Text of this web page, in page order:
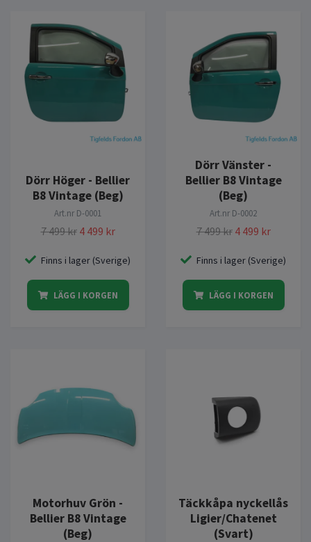
Dörr Höger - Bellier
B8 Vintage (Beg)
Art.nr D-0001
7 499 kr 4 499 kr
Finns i lager (Sverige)
LÄGG I KORGEN
Dörr Vänster -
Bellier B8 Vintage
(Beg)
Art.nr D-0002
7 499 kr 4 499 kr
Finns i lager (Sverige)
LÄGG I KORGEN
Motorhuv Grön -
Bellier B8 Vintage
(Beg)
Täckkåpa nyckellås
Ligier/Chatenet
(Svart)